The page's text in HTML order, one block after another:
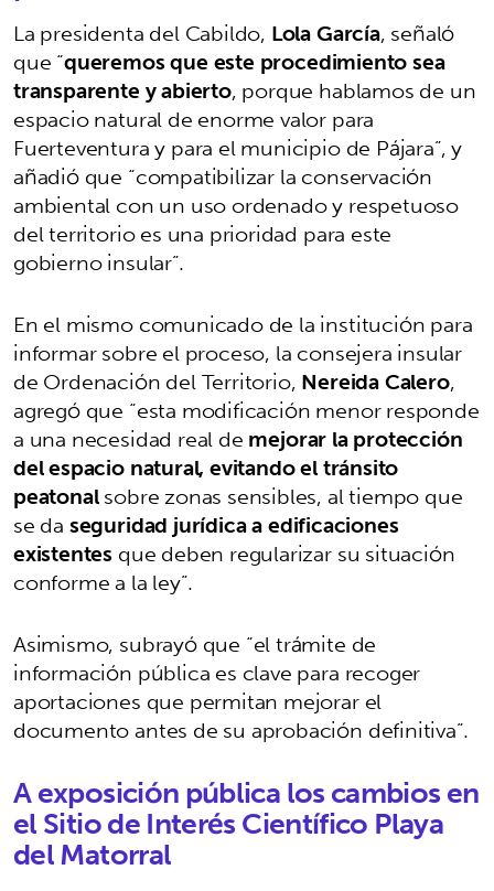
La presidenta del Cabildo, Lola García, señaló
que “queremos que este procedimiento sea
transparente y abierto, porque hablamos de un
espacio natural de enorme valor para
Fuerteventura y para el municipio de Pájara”, y
añadió que “compatibilizar la conservación
ambiental con un uso ordenado y respetuoso
del territorio es una prioridad para este
gobierno insular”.
En el mismo comunicado de la institución para
informar sobre el proceso, la consejera insular
de Ordenación del Territorio,Nereida Calero,
agregó que “esta modificación menor responde
a una necesidad real demejorar la protección
del espacio natural, evitando el tránsito
peatonalsobre zonas sensibles, al tiempo que
se daseguridad jurídica a edificaciones
existentes que deben regularizar su situación
conforme a la ley”.
Asimismo, subrayó que “el trámite de
información pública es clave para recoger
aportaciones que permitan mejorar el
documento antes de su aprobación definitiva”.
A exposición pública los cambios en
el Sitio de Interés Científico Playa
del Matorral